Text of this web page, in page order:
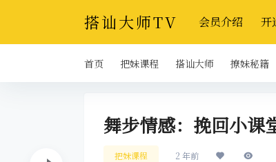
搭讪大师TV 会员介绍 开
首页 把妹课程 搭讪大师 撩妹秘籍
舞步情感：挽回小课
把妹课程 2 年前